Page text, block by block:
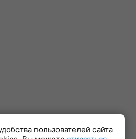
пользователей сайта